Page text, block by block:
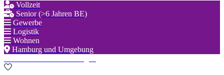
Vollzeit
Senior (>6 Jahren BE)
Gewerbe
Logistik
Wohnen
Hamburg und Umgebung